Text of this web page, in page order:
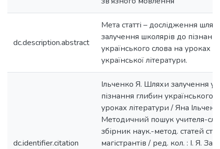
dc.description.abstract
Мета статті – дослідження
залучення школярів до
українського слова на уроках
української літератури.
dc.identifier.citation
Ільченко Я. Шляхи залучення
пізнання глибин українського
уроках літератури / Яна
Методичний пошук учителя-
збірник наук.-метод. статей
магістрантів / ред. кол. : І. Я.